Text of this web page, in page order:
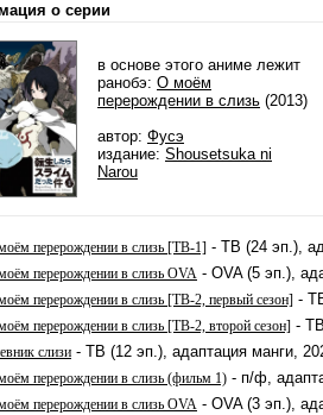
о серии
в основе этого аниме лежит
ранобэ: О моём
перерождении в слизь (2013)
автор: Фусэ
издание: Shousetsuka ni
Narou
перерождении в слизь [ТВ-1] - ТВ (24 эп.),
перерождении в слизь OVA - OVA (5 эп.),
перерождении в слизь [ТВ-2, первый сезон] -
перерождении в слизь [ТВ-2, второй сезон] -
слизи - ТВ (12 эп.), адаптация манги,
перерождении в слизь (фильм 1) - п/ф,
перерождении в слизь OVA - OVA (3 эп.),